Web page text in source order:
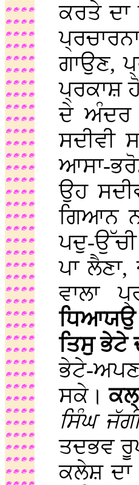
ਕਰਤੇ ਦਾ
ਗਾਉਣ,
ਪ੍ਰਕਾਸ਼
ਦੇ ਅੰਦਰ
ਸਦੀਵੀ
ਆਸਾ-
ਉਹ
ਗਿਆਨ
ਪਦੁ-ਉੱਚੀ
ਪਾ
ਵਾਲਾ
ਤਿਸੁ ਭੇਟੇ
ਭੇਟੇ-
ਸਕੇ।
ਸਿੰਘ
ਤਦਭਵ
ਕਲੇਸ਼